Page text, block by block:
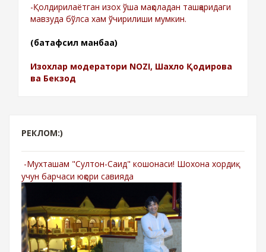
-Қолдирилаётган изох ўша мақоладан ташқаридаги
мавзуда бўлса хам ўчирилиши мумкин.
(батафсил манбаа)
Изохлар модератори NOZI, Шахло Қодирова
ва Бекзод
РЕКЛОМ:)
-Мухташам "Султон-Саид" кошонаси! Шохона хордиқ
учун барчаси юқори савияда